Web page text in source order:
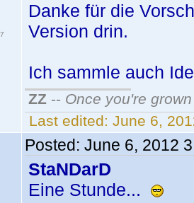
Danke für die
Version drin.
Ich sammle auch
ZZ -- Once you're
Last edited: June 6,
Posted: June 6, 2012
StaNDarD
Eine Stunde...